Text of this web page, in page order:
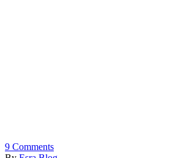
9 Comments